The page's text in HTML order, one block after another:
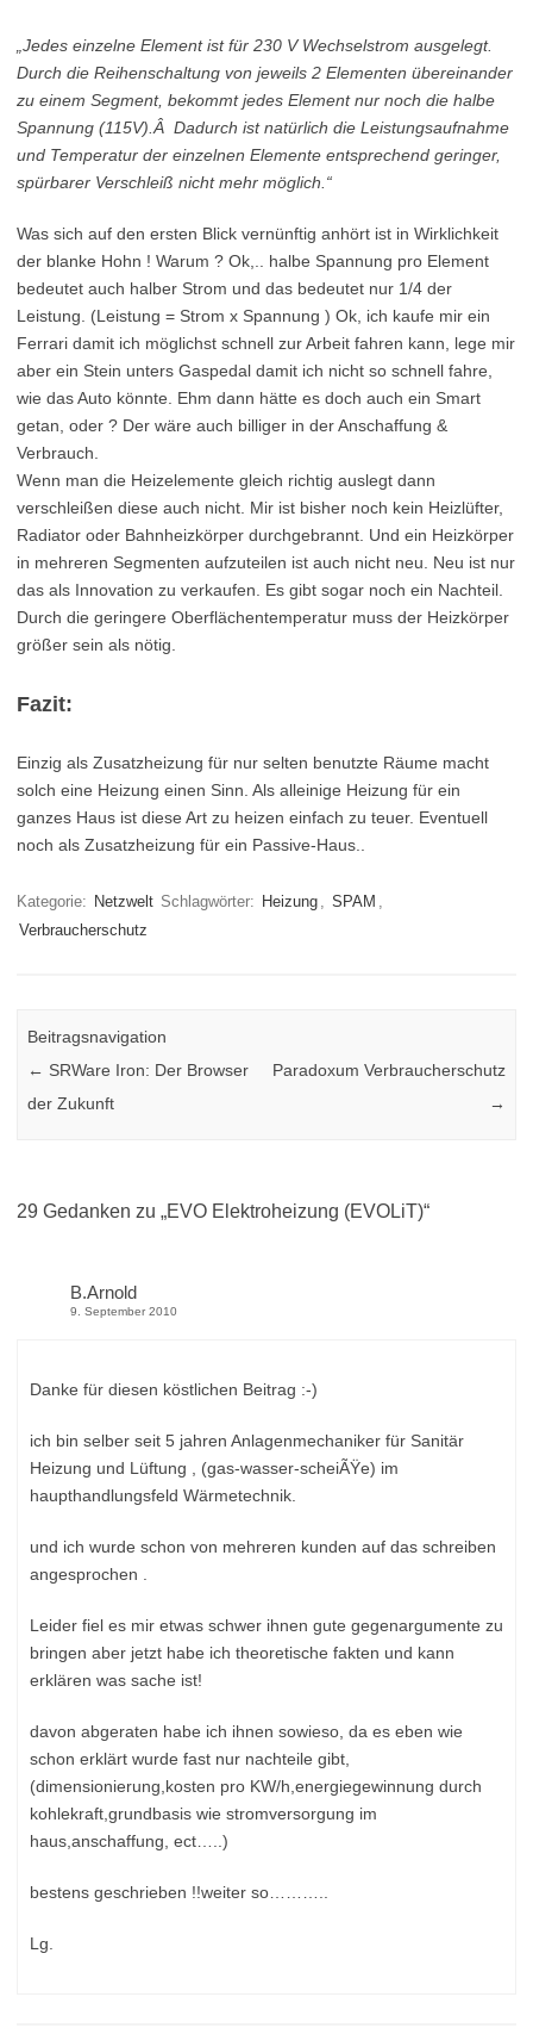
„Jedes einzelne Element ist für 230 V Wechselstrom ausgelegt.
Durch die Reihenschaltung von jeweils 2 Elementen übereinander
zu einem Segment, bekommt jedes Element nur noch die halbe
Spannung (115V).Â Dadurch ist natürlich die Leistungsaufnahme
und Temperatur der einzelnen Elemente entsprechend geringer,
spürbarer Verschleiß nicht mehr möglich.“
Was sich auf den ersten Blick vernünftig anhört ist in Wirklichkeit
der blanke Hohn ! Warum ? Ok,.. halbe Spannung pro Element
bedeutet auch halber Strom und das bedeutet nur 1/4 der
Leistung. (Leistung = Strom x Spannung ) Ok, ich kaufe mir ein
Ferrari damit ich möglichst schnell zur Arbeit fahren kann, lege mir
aber ein Stein unters Gaspedal damit ich nicht so schnell fahre,
wie das Auto könnte. Ehm dann hätte es doch auch ein Smart
getan, oder ? Der wäre auch billiger in der Anschaffung &
Verbrauch.
Wenn man die Heizelemente gleich richtig auslegt dann
verschleißen diese auch nicht. Mir ist bisher noch kein Heizlüfter,
Radiator oder Bahnheizkörper durchgebrannt. Und ein Heizkörper
in mehreren Segmenten aufzuteilen ist auch nicht neu. Neu ist nur
das als Innovation zu verkaufen. Es gibt sogar noch ein Nachteil.
Durch die geringere Oberflächentemperatur muss der Heizkörper
größer sein als nötig.
Fazit:
Einzig als Zusatzheizung für nur selten benutzte Räume macht
solch eine Heizung einen Sinn. Als alleinige Heizung für ein
ganzes Haus ist diese Art zu heizen einfach zu teuer. Eventuell
noch als Zusatzheizung für ein Passive-Haus..
Kategorie: Netzwelt Schlagwörter: Heizung , SPAM ,
Verbraucherschutz
Beitragsnavigation
← SRWare Iron: Der Browser
der Zukunft
Paradoxum Verbraucherschutz
→
29 Gedanken zu „EVO Elektroheizung (EVOLiT)“
B.Arnold
9. September 2010
Danke für diesen köstlichen Beitrag :-)
ich bin selber seit 5 jahren Anlagenmechaniker für Sanitär
Heizung und Lüftung , (gas-wasser-scheiÃŸe) im
haupthandlungsfeld Wärmetechnik.
und ich wurde schon von mehreren kunden auf das schreiben
angesprochen .
Leider fiel es mir etwas schwer ihnen gute gegenargumente zu
bringen aber jetzt habe ich theoretische fakten und kann
erklären was sache ist!
davon abgeraten habe ich ihnen sowieso, da es eben wie
schon erklärt wurde fast nur nachteile gibt,
(dimensionierung,kosten pro KW/h,energiegewinnung durch
kohlekraft,grundbasis wie stromversorgung im
haus,anschaffung, ect…..)
bestens geschrieben !!weiter so………..
Lg.